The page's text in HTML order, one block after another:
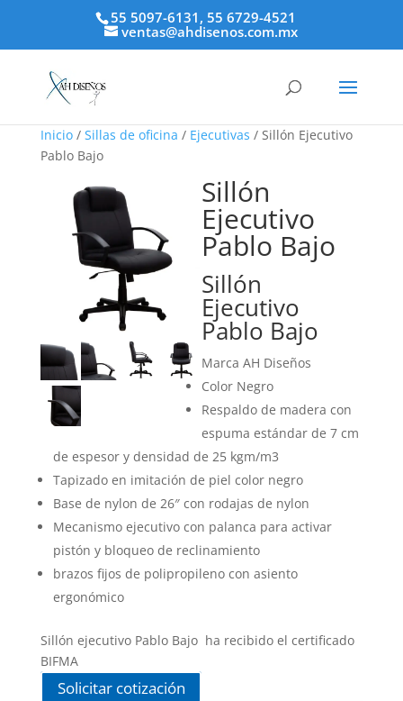
55 5097-6131, 55 6729-4521
ventas@ahdisenos.com.mx
Inicio/ Sillas de oficina / Ejecutivas / Sillón Ejecutivo
Pablo Bajo
Sillón
Ejecutivo
Pablo Bajo
Sillón
Ejecutivo
Pablo Bajo
Marca AH Diseños
Color Negro
Respaldo de madera con
espuma estándar de 7 cm
de espesor y densidad de 25 kgm/m3
Tapizado en imitación de piel color negro
Base de nylon de 26″ con rodajas de nylon
Mecanismo ejecutivo con palanca para activar
pistón y bloqueo de reclinamiento
brazos fijos de polipropileno con asiento
ergonómico
Sillón ejecutivo Pablo Bajo ha recibido el certificado
BIFMA
Solicitar cotización